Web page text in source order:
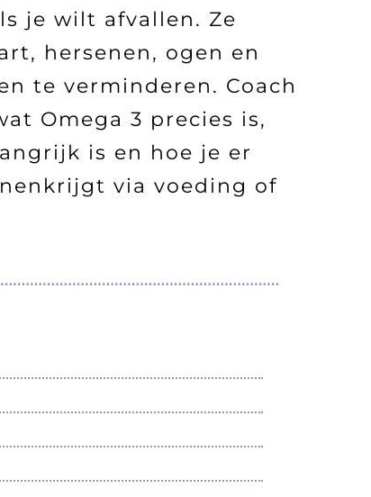
je wilt afvallen. Ze
hersenen, ogen en
te verminderen. Coach
Omega 3 precies is,
is en hoe je er
via voeding of